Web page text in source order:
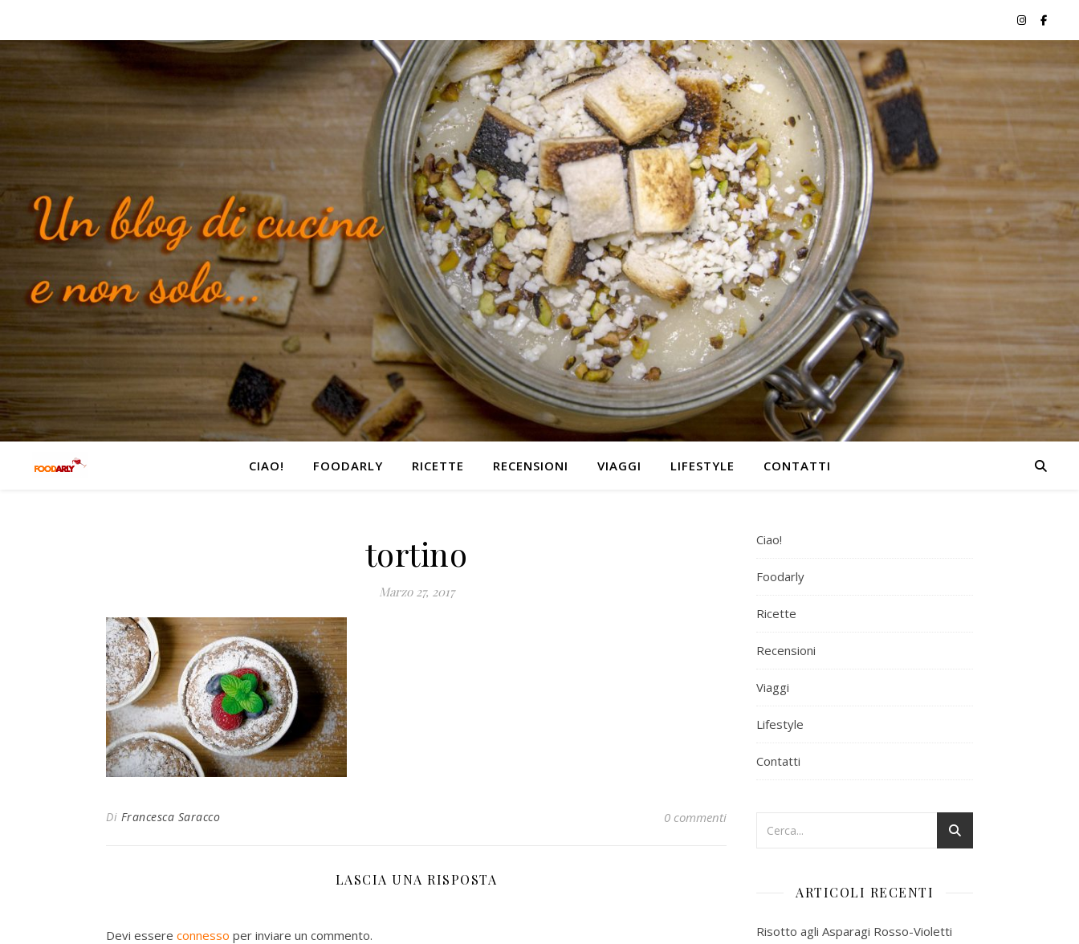
CIAO! FOODARLY RICETTE RECENSIONI VIAGGI LIFESTYLE CONTATTI
tortino
Marzo 27, 2017
Di Francesca Saracco 0 commenti
LASCIA UNA RISPOSTA
Devi essere connesso per inviare un commento.
Ciao!
Foodarly
Ricette
Recensioni
Viaggi
Lifestyle
Contatti
ARTICOLI RECENTI
Risotto agli Asparagi Rosso-Violetti